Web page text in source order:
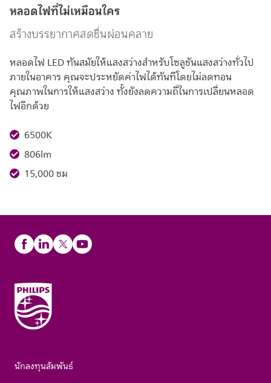
หลอดไฟที่ไม่เหมือนใคร
สร้างบรรยากาศสดชื่นผ่อนคลาย
หลอดไฟ LED ทันสมัยให้แสงสว่างสำหรับโซลูชันแสงสว่างทั่วไป
ภายในอาคาร คุณจะประหยัดค่าไฟได้ทันทีโดยไม่ลดทอน
คุณภาพในการให้แสงสว่าง ทั้งยังลดความถี่ในการเปลี่ยนหลอด
ไฟอีกด้วย
6500K
806lm
15,000 ชม
นักลงทุนสัมพันธ์